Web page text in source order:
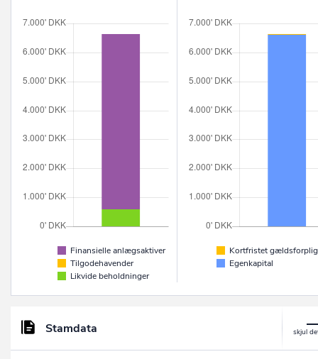
Finansielle anlægsaktiver
Tilgodehavender
Likvide beholdninger
Kortfristet
Egenkapital
Stamdata